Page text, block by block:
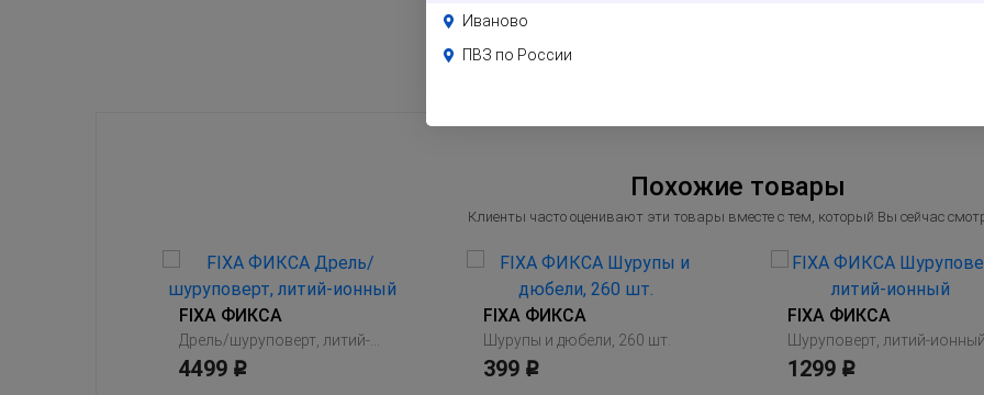
Похожие товары
Клиенты часто оценивают эти товары вместе с тем, который Вы сейчас
FIXA ФИКСА
4499 Р
FIXA ФИКСА
Шурупы и дюбели, 260 шт.
399 Р
FIXA ФИКСА
Шуруповерт, литий-ионный
1299 Р
Иваново
ПВЗ по России